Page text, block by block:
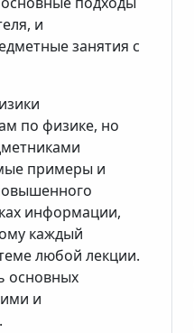
и
занятия с
по физике, но
примеры и
информации,
каждый
любой лекции.
основных
и